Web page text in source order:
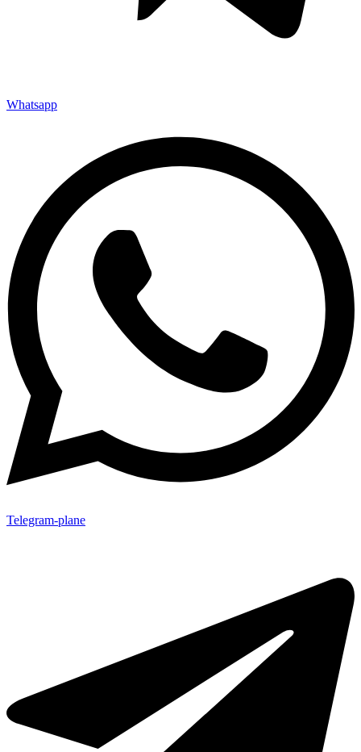
Whatsapp
Telegram-plane